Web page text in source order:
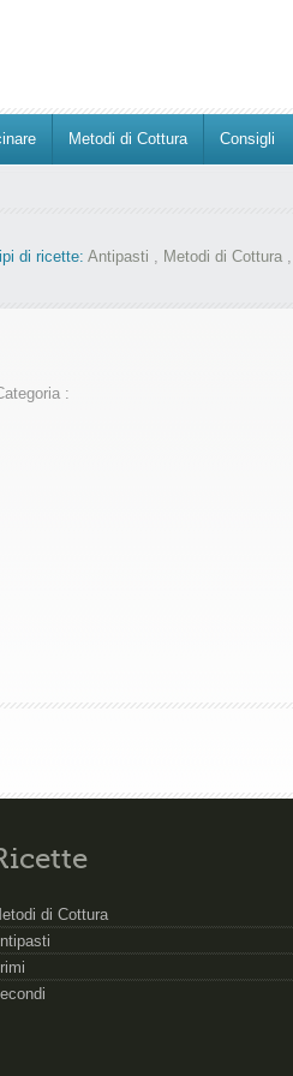
Metodi di Cottura
Consigli
di ricette: Antipasti , Metodi di Cottura ,
:
di Cottura